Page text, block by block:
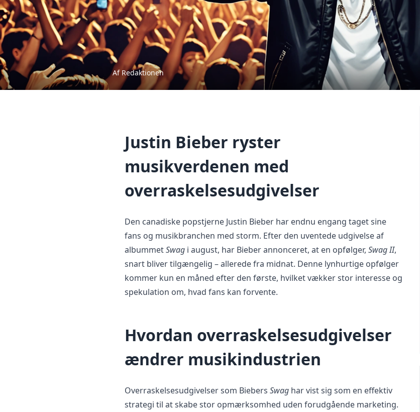
Af Redaktionen
Justin Bieber ryster
musikverdenen med
overraskelsesudgivelser
Den canadiske popstjerne Justin Bieber har endnu engang taget sine
fans og musikbranchen med storm. Efter den uventede udgivelse af
albummetSwag i august, har Bieber annonceret, at en opfølger, Swag II,
snart bliver tilgængelig – allerede fra midnat. Denne lynhurtige opfølger
kommer kun en måned efter den første, hvilket vækker stor interesse og
spekulation om, hvad fans kan forvente.
Hvordan overraskelsesudgivelser
ændrer musikindustrien
Overraskelsesudgivelser som Biebers Swag har vist sig som en effektiv
strategi til at skabe stor opmærksomhed uden forudgående marketing.